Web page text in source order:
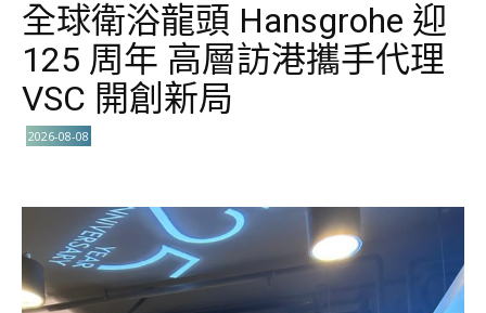
全球衛浴龍頭 Hansgrohe 迎
125 周年 高層訪港攜手代理
VSC 開創新局
2026-08-08